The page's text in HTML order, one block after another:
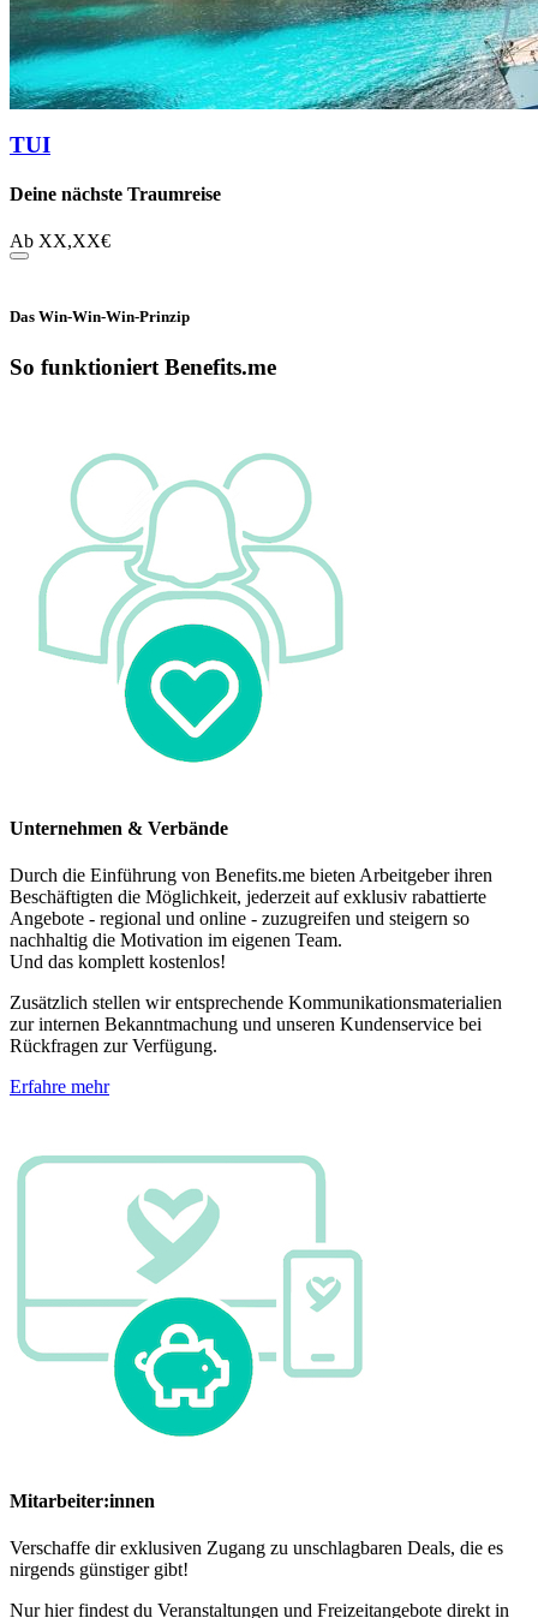
TUI
Deine nächste Traumreise
Ab XX,XX€
Das Win-Win-Win-Prinzip
So funktioniert Benefits.me
Unternehmen & Verbände
Durch die Einführung von Benefits.me bieten Arbeitgeber ihren
Beschäftigten die Möglichkeit, jederzeit auf exklusiv rabattierte
Angebote - regional und online - zuzugreifen und steigern so
nachhaltig die Motivation im eigenen Team.
Und das komplett kostenlos!
Zusätzlich stellen wir entsprechende Kommunikationsmaterialien
zur internen Bekanntmachung und unseren Kundenservice bei
Rückfragen zur Verfügung.
Erfahre mehr
Mitarbeiter:innen
Verschaffe dir exklusiven Zugang zu unschlagbaren Deals, die es
nirgends günstiger gibt!
Nur hier findest du Veranstaltungen und Freizeitangebote direkt in